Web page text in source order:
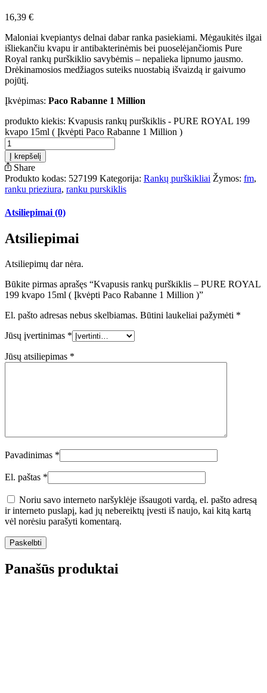
16,39 €
Maloniai kvepiantys delnai dabar ranka pasiekiami. Mėgaukitės ilgai
išliekančiu kvapu ir antibakterinėmis bei puoselėjančiomis Pure
Royal rankų purškiklio savybėmis – nepalieka lipnumo jausmo.
Drėkinamosios medžiagos suteiks nuostabią išvaizdą ir gaivumo
pojūtį.
Įkvėpimas: Paco Rabanne 1 Million
produkto kiekis: Kvapusis rankų purškiklis - PURE ROYAL 199
kvapo 15ml ( Įkvėpti Paco Rabanne 1 Million )
Į krepšelį
Share
Produkto kodas: 527199 Kategorija: Rankų purškikliai Žymos: fm,
ranku prieziura, ranku purskiklis
Atsiliepimai (0)
Atsiliepimai
Atsiliepimų dar nėra.
Būkite pirmas aprašęs “Kvapusis rankų purškiklis – PURE ROYAL
199 kvapo 15ml ( Įkvėpti Paco Rabanne 1 Million )”
El. pašto adresas nebus skelbiamas. Būtini laukeliai pažymėti *
Jūsų įvertinimas *
Jūsų atsiliepimas *
Pavadinimas *
El. paštas *
Noriu savo interneto naršyklėje išsaugoti vardą, el. pašto adresą
ir interneto puslapį, kad jų nebereiktų įvesti iš naujo, kai kitą kartą
vėl norėsiu parašyti komentarą.
Panašūs produktai